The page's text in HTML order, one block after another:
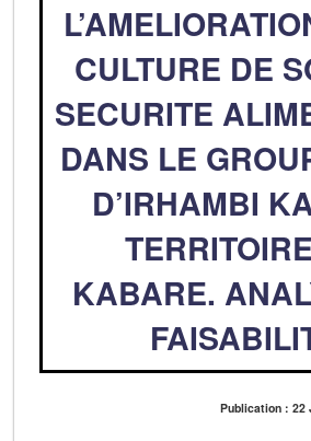
CULTURE DE
SECURITE
DANS LE
D’IRHAMBI
KABARE.
Publication : 22